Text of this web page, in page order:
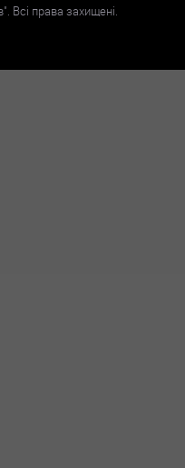
Всі права захищені.